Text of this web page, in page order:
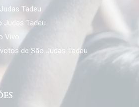
Tadeu
Judas Tadeu
Vivo
de São Judas Tadeu